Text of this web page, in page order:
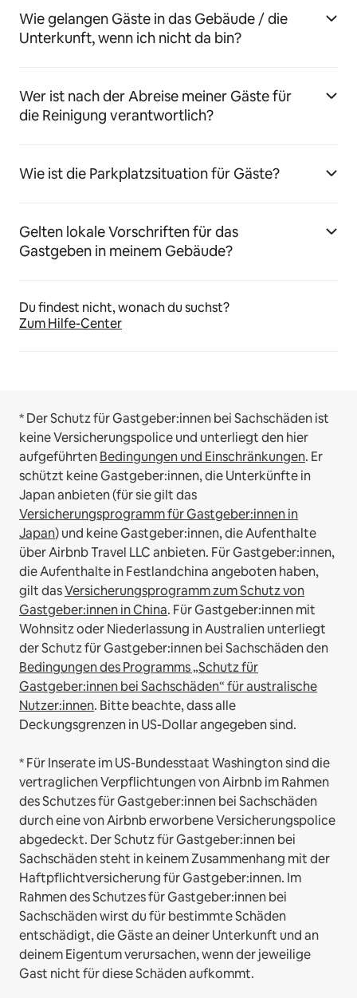
Wie gelangen Gäste in das Gebäude / die
Unterkunft, wenn ich nicht da bin?
Wer ist nach der Abreise meiner Gäste für
die Reinigung verantwortlich?
Wie ist die Parkplatzsituation für Gäste?
Gelten lokale Vorschriften für das
Gastgeben in meinem Gebäude?
Du findest nicht, wonach du suchst?
Zum Hilfe-Center
* Der Schutz für Gastgeber:innen bei Sachschäden ist
keine Versicherungspolice und unterliegt den hier
aufgeführtenBedingungen und Einschränkungen. Er
schützt keine Gastgeber:innen, die Unterkünfte in
Japan anbieten (für sie gilt das
Versicherungsprogramm für Gastgeber:innen in
Japan) und keine Gastgeber:innen, die Aufenthalte
über Airbnb Travel LLC anbieten. Für Gastgeber:innen,
die Aufenthalte in Festlandchina angeboten haben,
gilt dasVersicherungsprogramm zum Schutz von
Gastgeber:innen in China. Für Gastgeber:innen mit
Wohnsitz oder Niederlassung in Australien unterliegt
der Schutz für Gastgeber:innen bei Sachschäden den
Bedingungen des Programms „Schutz für
Gastgeber:innen bei Sachschäden“ für australische
Nutzer:innen. Bitte beachte, dass alle
Deckungsgrenzen in US-Dollar angegeben sind.
* Für Inserate im US-Bundesstaat Washington sind die
vertraglichen Verpflichtungen von Airbnb im Rahmen
des Schutzes für Gastgeber:innen bei Sachschäden
durch eine von Airbnb erworbene Versicherungspolice
abgedeckt. Der Schutz für Gastgeber:innen bei
Sachschäden steht in keinem Zusammenhang mit der
Haftpflichtversicherung für Gastgeber:innen. Im
Rahmen des Schutzes für Gastgeber:innen bei
Sachschäden wirst du für bestimmte Schäden
entschädigt, die Gäste an deiner Unterkunft und an
deinem Eigentum verursachen, wenn der jeweilige
Gast nicht für diese Schäden aufkommt.